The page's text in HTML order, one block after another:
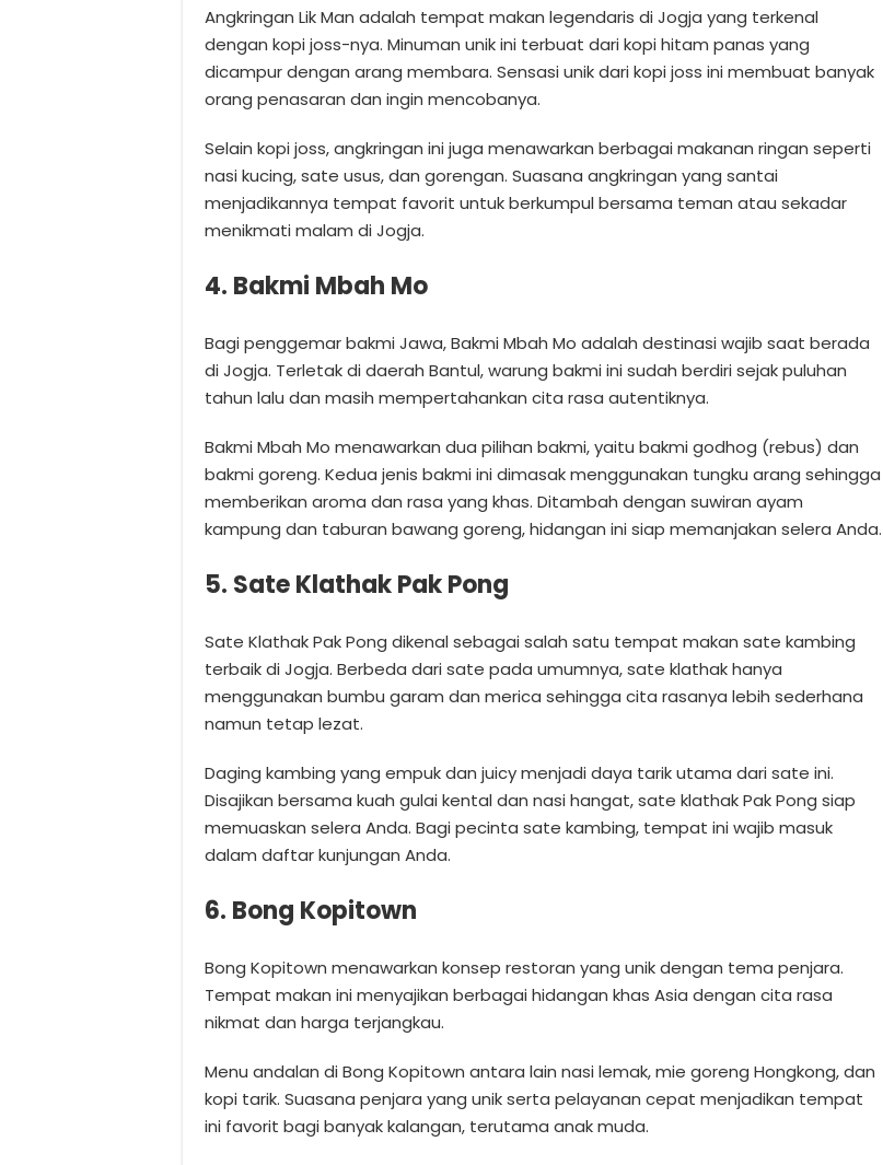
Angkringan Lik Man adalah tempat makan legendaris di Jogja yang terkenal
dengan kopi joss-nya. Minuman unik ini terbuat dari kopi hitam panas yang
dicampur dengan arang membara. Sensasi unik dari kopi joss ini membuat banyak
orang penasaran dan ingin mencobanya.
Selain kopi joss, angkringan ini juga menawarkan berbagai makanan ringan seperti
nasi kucing, sate usus, dan gorengan. Suasana angkringan yang santai
menjadikannya tempat favorit untuk berkumpul bersama teman atau sekadar
menikmati malam di Jogja.
4. Bakmi Mbah Mo
Bagi penggemar bakmi Jawa, Bakmi Mbah Mo adalah destinasi wajib saat berada
di Jogja. Terletak di daerah Bantul, warung bakmi ini sudah berdiri sejak puluhan
tahun lalu dan masih mempertahankan cita rasa autentiknya.
Bakmi Mbah Mo menawarkan dua pilihan bakmi, yaitu bakmi godhog (rebus) dan
bakmi goreng. Kedua jenis bakmi ini dimasak menggunakan tungku arang sehingga
memberikan aroma dan rasa yang khas. Ditambah dengan suwiran ayam
kampung dan taburan bawang goreng, hidangan ini siap memanjakan selera Anda.
5. Sate Klathak Pak Pong
Sate Klathak Pak Pong dikenal sebagai salah satu tempat makan sate kambing
terbaik di Jogja. Berbeda dari sate pada umumnya, sate klathak hanya
menggunakan bumbu garam dan merica sehingga cita rasanya lebih sederhana
namun tetap lezat.
Daging kambing yang empuk dan juicy menjadi daya tarik utama dari sate ini.
Disajikan bersama kuah gulai kental dan nasi hangat, sate klathak Pak Pong siap
memuaskan selera Anda. Bagi pecinta sate kambing, tempat ini wajib masuk
dalam daftar kunjungan Anda.
6. Bong Kopitown
Bong Kopitown menawarkan konsep restoran yang unik dengan tema penjara.
Tempat makan ini menyajikan berbagai hidangan khas Asia dengan cita rasa
nikmat dan harga terjangkau.
Menu andalan di Bong Kopitown antara lain nasi lemak, mie goreng Hongkong, dan
kopi tarik. Suasana penjara yang unik serta pelayanan cepat menjadikan tempat
ini favorit bagi banyak kalangan, terutama anak muda.